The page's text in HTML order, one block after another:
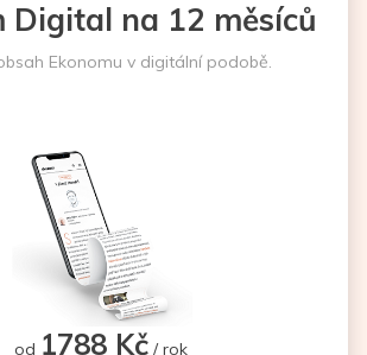
Digital na 12 měsíců
Ekonomu v digitální podobě.
od 1788 Kč / rok